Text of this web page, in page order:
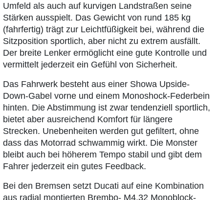
Umfeld als auch auf kurvigen Landstraßen seine
Stärken ausspielt. Das Gewicht von rund 185 kg
(fahrfertig) trägt zur Leichtfüßigkeit bei, während die
Sitzposition sportlich, aber nicht zu extrem ausfällt.
Der breite Lenker ermöglicht eine gute Kontrolle und
vermittelt jederzeit ein Gefühl von Sicherheit.
Das Fahrwerk besteht aus einer Showa Upside-
Down-Gabel vorne und einem Monoshock-Federbein
hinten. Die Abstimmung ist zwar tendenziell sportlich,
bietet aber ausreichend Komfort für längere
Strecken. Unebenheiten werden gut gefiltert, ohne
dass das Motorrad schwammig wirkt. Die Monster
bleibt auch bei höherem Tempo stabil und gibt dem
Fahrer jederzeit ein gutes Feedback.
Bei den Bremsen setzt Ducati auf eine Kombination
aus radial montierten Brembo- M4.32 Monoblock-